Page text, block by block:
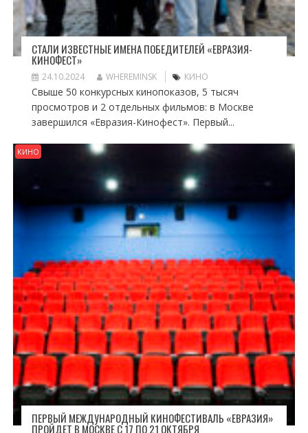
СТАЛИ ИЗВЕСТНЫЕ ИМЕНА ПОБЕДИТЕЛЕЙ «ЕВРАЗИЯ-
КИНОФЕСТ»
24.10.2024 WHEREMINSK КИНО
Свыше 50 конкурсных кинопоказов, 5 тысяч
просмотров и 2 отдельных фильмов: в Москве
завершился «Евразия-Кинофест». Первый...
КИНО
ПЕРВЫЙ МЕЖДУНАРОДНЫЙ КИНОФЕСТИВАЛЬ «ЕВРАЗИЯ»
ПРОЙДЕТ В МОСКВЕ С 17 ПО 21 ОКТЯБРЯ